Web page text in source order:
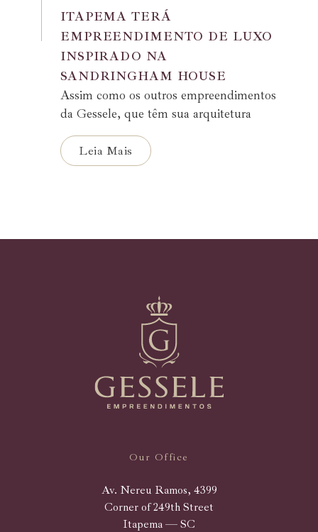
ITAPEMA TERÁ
EMPREENDIMENTO DE LUXO
INSPIRADO NA
SANDRINGHAM HOUSE
Assim como os outros empreendimentos
da Gessele, que têm sua arquitetura
inspirada em castelos ou residências
reais, o Elizabeth II contará com
elementos...
Leia Mais
Our Office
Av. Nereu Ramos, 4399
Corner of 249th Street
Itapema — SC